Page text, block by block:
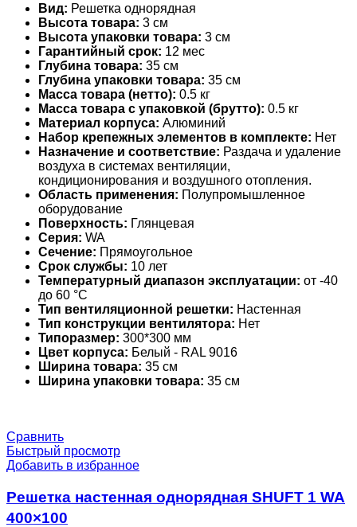
Вид: Решетка однорядная
Высота товара: 3 см
Высота упаковки товара: 3 см
Гарантийный срок: 12 мес
Глубина товара: 35 см
Глубина упаковки товара: 35 см
Масса товара (нетто): 0.5 кг
Масса товара с упаковкой (брутто): 0.5 кг
Материал корпуса: Алюминий
Набор крепежных элементов в комплекте: Нет
Назначение и соответствие: Раздача и удаление
воздуха в системах вентиляции,
кондиционирования и воздушного отопления.
Область применения: Полупромышленное
оборудование
Поверхность: Глянцевая
Серия: WA
Сечение: Прямоугольное
Срок службы: 10 лет
Температурный диапазон эксплуатации: от -40
до 60 °С
Тип вентиляционной решетки: Настенная
Тип конструкции вентилятора: Нет
Типоразмер: 300*300 мм
Цвет корпуса: Белый - RAL 9016
Ширина товара: 35 см
Ширина упаковки товара: 35 см
Сравнить
Быстрый просмотр
Добавить в избранное
Решетка настенная однорядная SHUFT 1 WA
400×100